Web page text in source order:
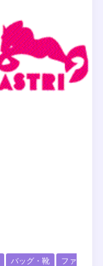
バッグ・靴
ファ